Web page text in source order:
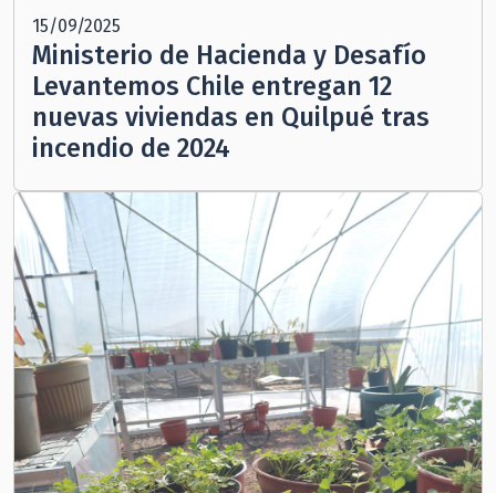
15/09/2025
Ministerio de Hacienda y Desafío
Levantemos Chile entregan 12
nuevas viviendas en Quilpué tras
incendio de 2024